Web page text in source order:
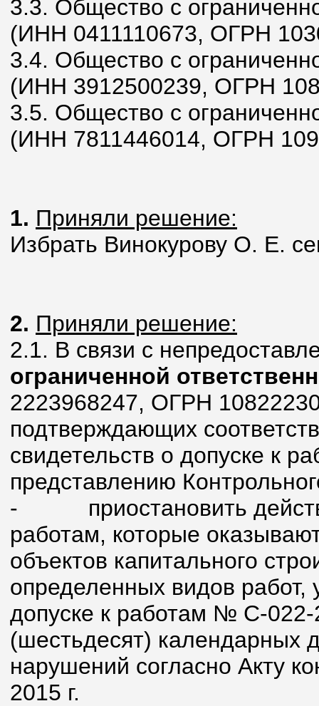
3.3. Общество с
(ИНН 0411110673, ОГРН
3.4. Общество с
(ИНН 3912500239, ОГРН
3.5. Общество с
(ИНН 7811446014, ОГРН
1. Приняли решение:
Избрать Винокурову О. Е.
2. Приняли решениe:
2.1. В связи с
ограниченной
2223968247, ОГРН
подтверждающих
свидетельств о допуске к
представлению
-
приостановить
работам, которые
объектов капитального
определенных видов работ,
допуске к работам № С-
(шестьдесят) календарных
нарушений согласно Акту
2015 г.